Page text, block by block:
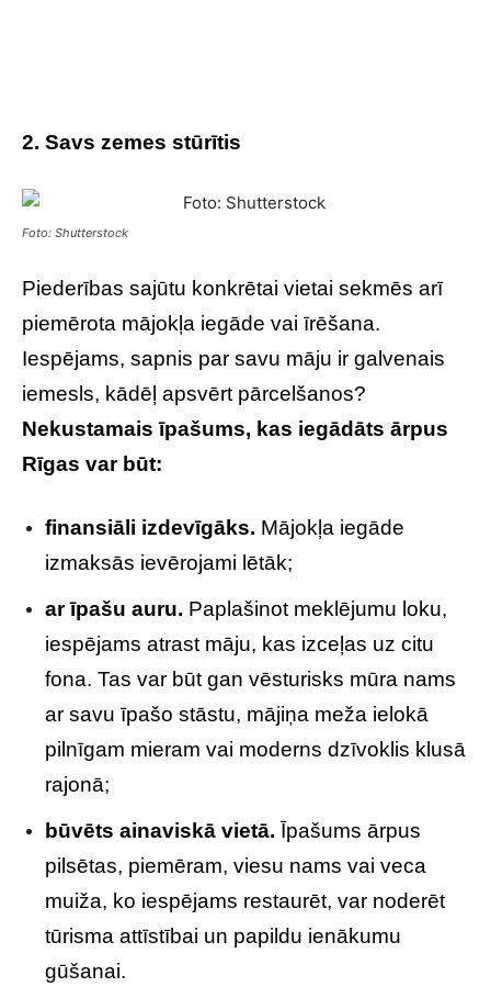
2. Savs zemes stūrītis
Foto: Shutterstock
Piederības sajūtu konkrētai vietai sekmēs arī
piemērota mājokļa iegāde vai īrēšana.
Iespējams, sapnis par savu māju ir galvenais
iemesls, kādēļ apsvērt pārcelšanos?
Nekustamais īpašums, kas iegādāts ārpus
Rīgas var būt:
finansiāli izdevīgāks. Mājokļa iegāde
izmaksās ievērojami lētāk;
ar īpašu auru. Paplašinot meklējumu loku,
iespējams atrast māju, kas izceļas uz citu
fona. Tas var būt gan vēsturisks mūra nams
ar savu īpašo stāstu, mājiņa meža ielokā
pilnīgam mieram vai moderns dzīvoklis klusā
rajonā;
būvēts ainaviskā vietā. Īpašums ārpus
pilsētas, piemēram, viesu nams vai veca
muiža, ko iespējams restaurēt, var noderēt
tūrisma attīstībai un papildu ienākumu
gūšanai.